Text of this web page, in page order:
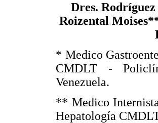
Dres.
Roizental
* Medico
CMDLT -
Venezuela.
** Medico
Hepatología